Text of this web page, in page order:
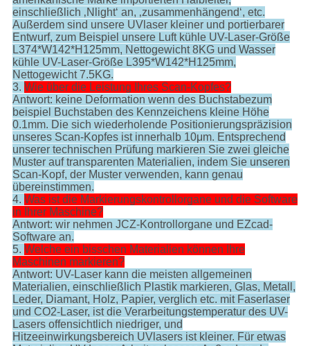
einschließlich ‚Nlight‘ an, ‚zusammenhängend‘, etc.
Außerdem sind unsere UVlaser kleiner und portierbarer
Entwurf, zum Beispiel unsere Luft kühle UV-Laser-Größe
L374*W142*H125mm, Nettogewicht 8KG und Wasser
kühle UV-Laser-Größe L395*W142*H125mm,
Nettogewicht 7.5KG.
3. Wie über die Leistung Ihres Scan-Kopfes?
Antwort: keine Deformation wenn des Buchstabezum
beispiel Buchstaben des Kennzeichens kleine Höhe
0.1mm. Die sich wiederholende Positionierungspräzision
unseres Scan-Kopfes ist innerhalb 10μm. Entsprechend
unserer technischen Prüfung markieren Sie zwei gleiche
Muster auf transparenten Materialien, indem Sie unseren
Scan-Kopf, der Muster verwenden, kann genau
übereinstimmen.
4. Was ist die Markierungskontrollorgane und die Software
in Ihrer Maschine?
Antwort: wir nehmen JCZ-Kontrollorgane und EZcad-
Software an.
5. Welche ein bisschen Materialien können Ihre
Maschinen markieren?
Antwort: UV-Laser kann die meisten allgemeinen
Materialien, einschließlich Plastik markieren, Glas, Metall,
Leder, Diamant, Holz, Papier, verglich etc. mit Faserlaser
und CO2-Laser, ist die Verarbeitungstemperatur des UV-
Lasers offensichtlich niedriger, und
Hitzeeinwirkungsbereich UVlasers ist kleiner. Für etwas